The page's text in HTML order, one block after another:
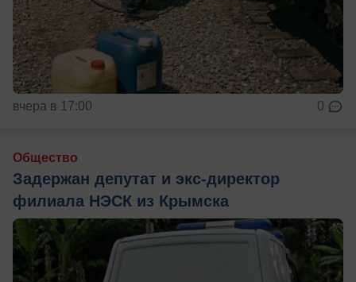
вчера в 17:00 0
Общество
Задержан депутат и экс-директор
филиала НЭСК из Крымска